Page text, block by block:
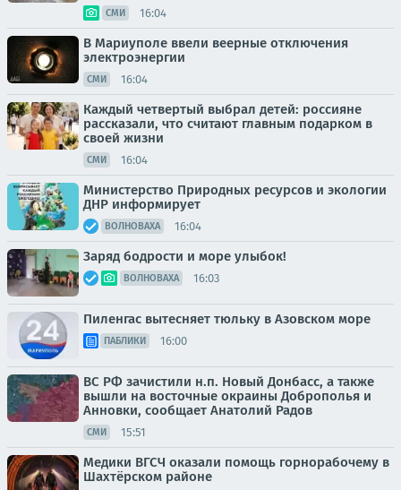
СМИ 16:04
В Мариуполе ввели веерные отключения
электроэнергии
СМИ 16:04
Каждый четвертый выбрал детей: россияне
рассказали, что считают главным подарком в
своей жизни
СМИ 16:04
Министерство Природных ресурсов и экологии
ДНР информирует
ВОЛНОВАХА 16:04
Заряд бодрости и море улыбок!
ВОЛНОВАХА 16:03
Пиленгас вытесняет тюльку в Азовском море
ПАБЛИКИ 16:00
ВС РФ зачистили н.п. Новый Донбасс, а также
вышли на восточные окраины Доброполья и
Анновки, сообщает Анатолий Радов
СМИ 15:51
Медики ВГСЧ оказали помощь горнорабочему в
Шахтёрском районе